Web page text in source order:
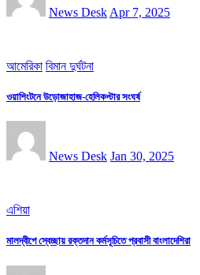
News Desk Apr 7, 2025
আমেরিকা বিমান দুর্ঘটনা
ওয়াশিংটনে উড়োজাহাজ-হেলিকপ্টার সংঘর্ষ
News Desk Jan 30, 2025
এশিয়া
মালদ্বীপে স্বেচ্ছায় রক্তদান কর্মসূচিতে প্রবাসী বাংলাদেশিরা